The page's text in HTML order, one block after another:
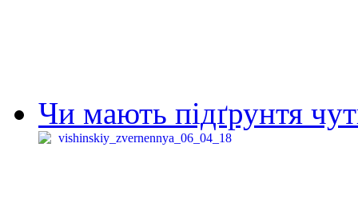
Чи мають підґрунтя